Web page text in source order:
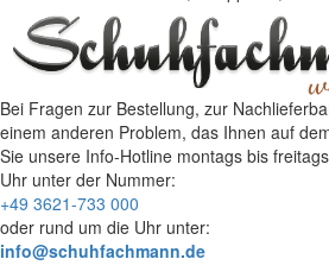
Bei Fragen zur Bestellung, zur
einem anderen Problem, das Ihnen auf
Sie unsere Info-Hotline montags bis
Uhr unter der Nummer:
+49 3621-733 000
oder rund um die Uhr unter:
info@schuhfachmann.de